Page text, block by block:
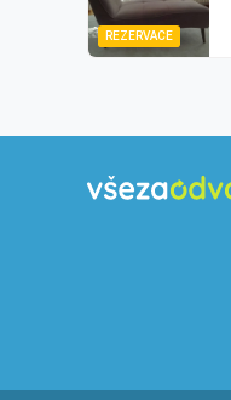
REZERVACE